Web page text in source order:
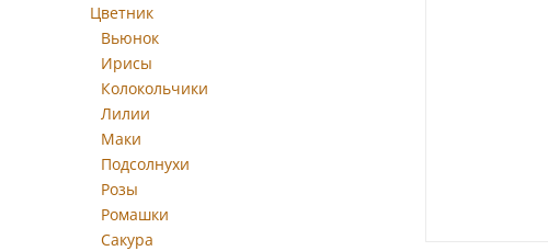
Цветник
Вьюнок
Ирисы
Колокольчики
Лилии
Маки
Подсолнухи
Розы
Ромашки
Сакура